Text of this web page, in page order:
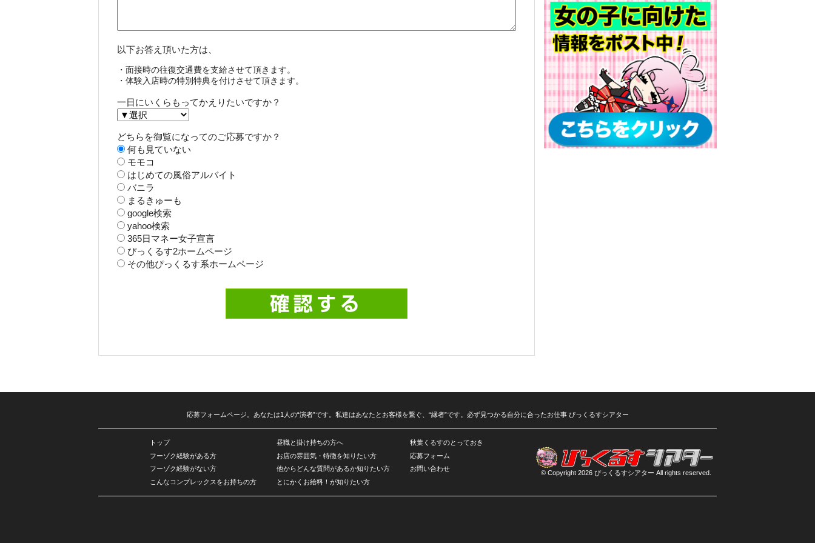
以下お答え頂いた方は、
・面接時の往復交通費を支給させて頂きます。
・体験入店時の特別特典を付けさせて頂きます。
一日にいくらもってかえりたいですか？
どちらを御覧になってのご応募ですか？
何も見ていない
モモコ
はじめての風俗アルバイト
バニラ
まるきゅーも
google検索
yahoo検索
365日マネー女子宣言
ぴっくるす2ホームページ
その他ぴっくるす系ホームページ
応募フォームページ。あなたは1人の“演者”です。私達はあなたとお客様を繋ぐ、“縁者”です。必ず見つかる自分に合ったお仕事 ぴっくるすシアター
トップ
フーゾク経験がある方
フーゾク経験がない方
こんなコンプレックスをお持ちの方
昼職と掛け持ちの方へ
お店の雰囲気・特徴を知りたい方
他からどんな質問があるか知りたい方
とにかくお給料！が知りたい方
秋葉くるすのとっておき
応募フォーム
お問い合わせ
© Copyright 2026 ぴっくるすシアター All rights reserved.